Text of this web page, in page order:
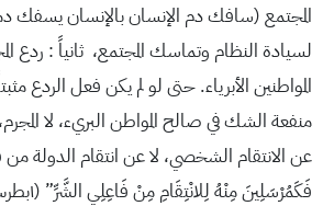
المجتمع (سافك دم الإنسان بالإنسان
لسيادة النظام وتماسك المجتمع، ثانياً : ردع
المواطنين الأبرياء. حتى لو لم يكن فعل الردع
منفعة الشك في صالح المواطن البريء، لا
عن الانتقام الشخصي، لا عن انتقام الدولة من
فَكَمُرْسَلِينَ مِنْهُ لِلانْتِقَامِ مِنْ فَاعِلِي الشَّرِّ” (١بطرس ٢: ١٤).